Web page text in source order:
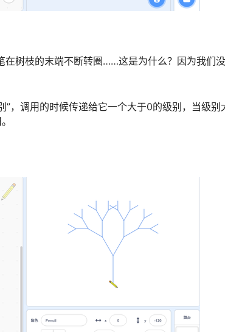
在树枝的末端不断转圈……这是为什么？因为我们
”，调用的时候传递给它一个大于0的级别，当级